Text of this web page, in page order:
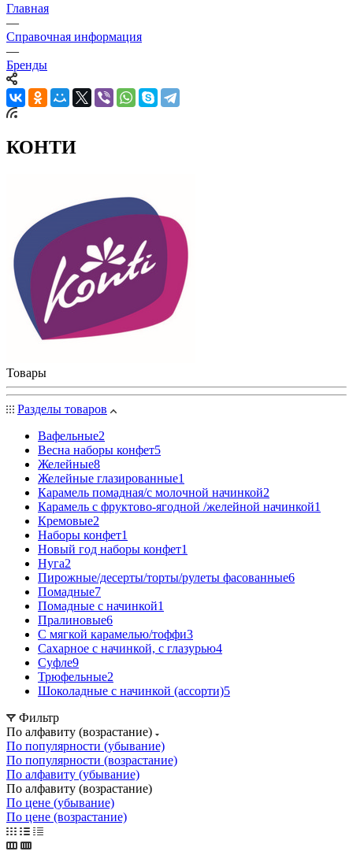
Главная
—
Справочная информация
—
Бренды
КОНТИ
Товары
Разделы товаров
Вафельные2
Весна наборы конфет5
Желейные8
Желейные глазированные1
Карамель помадная/с молочной начинкой2
Карамель с фруктово-ягодной /желейной начинкой1
Кремовые2
Наборы конфет1
Новый год наборы конфет1
Нуга2
Пирожные/десерты/торты/рулеты фасованные6
Помадные7
Помадные с начинкой1
Пралиновые6
С мягкой карамелью/тоффи3
Сахарное с начинкой, с глазурью4
Суфле9
Трюфельные2
Шоколадные с начинкой (ассорти)5
Фильтр
По алфавиту (возрастание)
По популярности (убывание)
По популярности (возрастание)
По алфавиту (убывание)
По алфавиту (возрастание)
По цене (убывание)
По цене (возрастание)